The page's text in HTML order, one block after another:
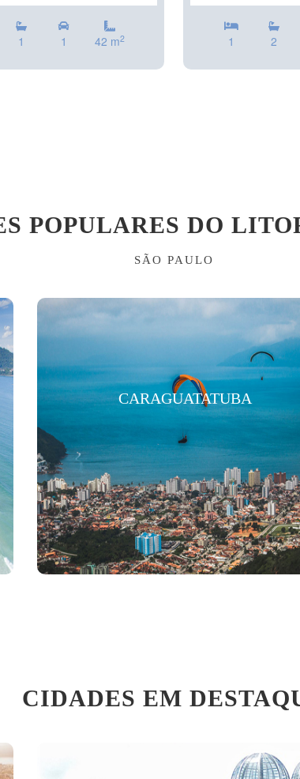
1 1 42 m2 1 2
POPULARES DO
SÃO PAULO
CARAGUATATUBA
CIDADES EM